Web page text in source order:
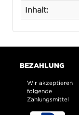
Inhalt:
BEZAHLUNG
Wir akzeptieren
folgende
Zahlungsmittel